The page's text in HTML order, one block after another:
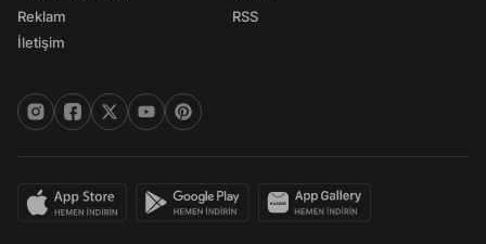
Reklam
İletişim
RSS